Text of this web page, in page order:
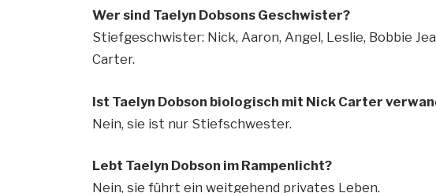
Wer sind Taelyn Dobsons Geschwister?
Stiefgeschwister: Nick, Aaron, Angel, Leslie, Bobbie
Carter.
Ist Taelyn Dobson biologisch mit Nick Carter
Nein, sie ist nur Stiefschwester.
Lebt Taelyn Dobson im Rampenlicht?
Nein, sie führt ein weitgehend privates Leben.